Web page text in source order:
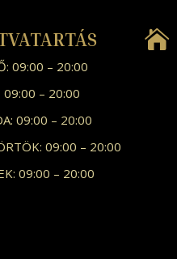
09:00 – 20:00
09:00 – 20:00
09:00 – 20:00
09:00 – 20:00
09:00 – 20:00
